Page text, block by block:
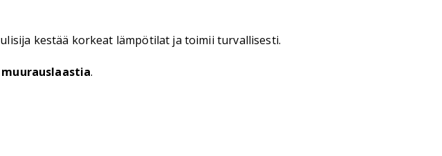
kestää korkeat lämpötilat ja toimii turvallisesti.
muurauslaastia.